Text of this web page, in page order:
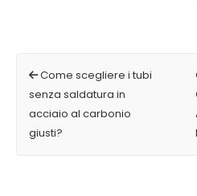
Come scegliere i tubi
senza saldatura in
acciaio al carbonio
giusti?